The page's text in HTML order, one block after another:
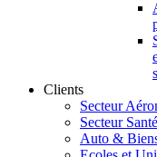
Clients
Secteur
Secteur Santé
Auto &